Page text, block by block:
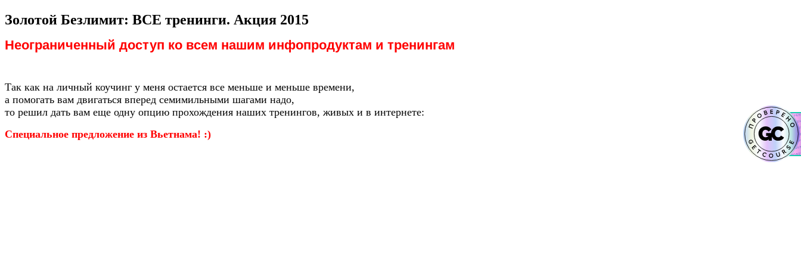
Золотой Безлимит: ВСЕ тренинги. Акция 2015
Неограниченный доступ ко всем нашим инфопродуктам и тренингам
Так как на личный коучинг у меня остается все меньше и меньше времени,
а помогать вам двигаться вперед семимильными шагами надо,
то решил дать вам еще одну опцию прохождения наших тренингов, живых и в интернете:
Специальное предложение из Вьетнама! :)